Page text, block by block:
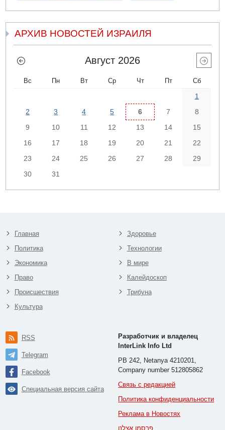
АРХИВ НОВОСТЕЙ ИЗРАИЛЯ
Август 2026
Вс Пн Вт Ср Чт Пт Сб
1
2
3 4 5 6 7
8
9
10 11 12 13 14
15
16
17 18 19 20 21
22
23
24 25 26 27 28
29
30
31
Главная
Политика
Экономика
Право
Происшествия
Культура
Здоровье
Технологии
В мире
Калейдоскоп
Трибуна
RSS
Telegram
Facebook
Специальная версия сайта
Разработчик и владелец
InterLink Info Ltd
PB 242, Netanya 4210201,
Company number 512805862
Связь с редакцией
Политика конфиденциальности
Реклама в Новостях
פרסמו אצלנו